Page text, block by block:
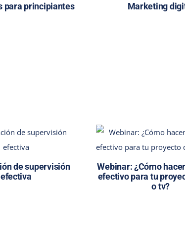
para principiantes Marketing
de supervisión
efectiva
Webinar: ¿Cómo
efectivo para tu
o tv?